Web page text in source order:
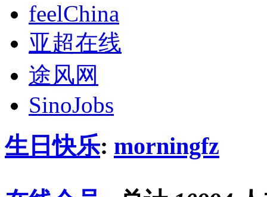
feelChina
亚超在线
途风网
SinoJobs
生日快乐: morningfz